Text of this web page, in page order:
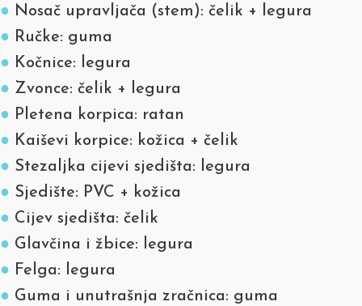
● Nosač upravljača (stem): čelik + legura
● Ručke: guma
● Kočnice: legura
● Zvonce: čelik + legura
● Pletena korpica: ratan
● Kaiševi korpice: kožica + čelik
● Stezaljka cijevi sjedišta: legura
● Sjedište: PVC + kožica
● Cijev sjedišta: čelik
● Glavčina i žbice: legura
● Felga: legura
● Guma i unutrašnja zračnica: guma